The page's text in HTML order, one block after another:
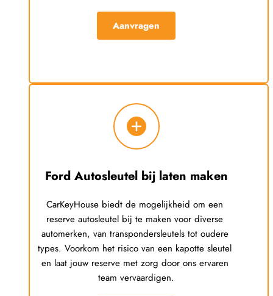
Aanvragen
Ford Autosleutel bij laten maken
CarKeyHouse biedt de mogelijkheid om een
reserve autosleutel bij te maken voor diverse
automerken, van transpondersleutels tot oudere
types. Voorkom het risico van een kapotte sleutel
en laat jouw reserve met zorg door ons ervaren
team vervaardigen.